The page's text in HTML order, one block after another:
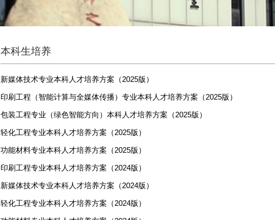
本科生培养
新媒体技术专业本科人才培养方案（2025版）
印刷工程（智能计算与全媒体传播）专业本科人才培养方案（2025版）
包装工程专业（绿色智能方向）本科人才培养方案（2025版）
轻化工程专业本科人才培养方案（2025版）
功能材料专业本科人才培养方案（2025版）
印刷工程专业本科人才培养方案（2024版）
新媒体技术专业本科人才培养方案（2024版）
轻化工程专业本科人才培养方案（2024版）